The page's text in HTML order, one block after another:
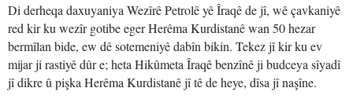
Di derheqa daxuyaniya Wezîrê Petrolê yê Îraqê de jî, wê çavkaniyê
red kir ku wezîr gotibe eger Herêma Kurdistanê wan 50 hezar
bermîlan bide, ew dê sotemeniyê dabîn bikin. Tekez jî kir ku ev
mijar ji rastiyê dûr e; heta Hikûmeta Îraqê benzînê ji budceya sîyadî
jî dikre û pişka Herêma Kurdistanê jî tê de heye, dîsa jî naşîne.